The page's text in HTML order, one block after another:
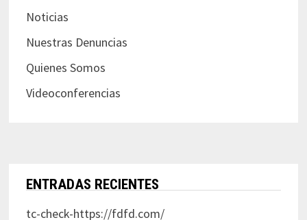
Noticias
Nuestras Denuncias
Quienes Somos
Videoconferencias
ENTRADAS RECIENTES
tc-check-https://fdfd.com/